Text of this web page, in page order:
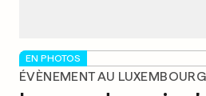
EN PHOTOS
ÉVÈNEMENT AU LUXEMBOURG